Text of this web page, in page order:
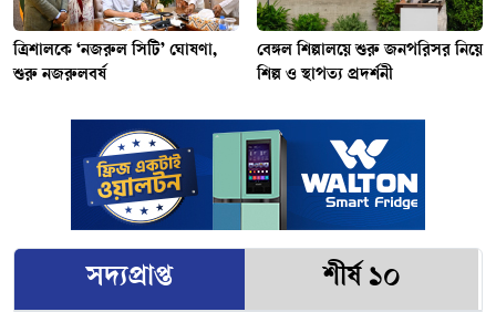
ত্রিশালকে ‘নজরুল সিটি’ ঘোষণা,
শুরু নজরুলবর্ষ
বেঙ্গল শিল্পালয়ে শুরু জনপরিসর নিয়ে
শিল্প ও স্থাপত্য প্রদর্শনী
সদ্যপ্রাপ্ত শীর্ষ ১০